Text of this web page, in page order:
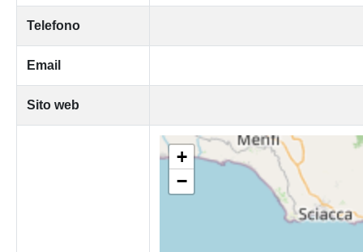
Telefono
Email
Sito web
+
−